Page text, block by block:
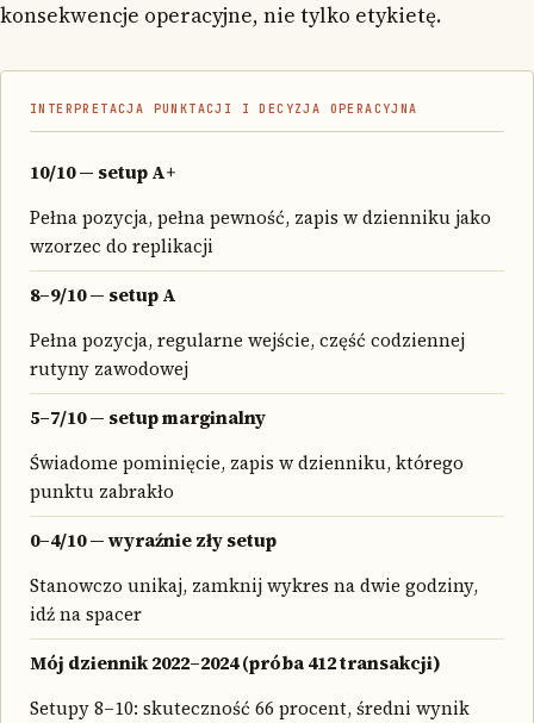
konsekwencje operacyjne, nie tylko etykietę.
INTERPRETACJA PUNKTACJI I DECYZJA OPERACYJNA
10/10 — setup A+
Pełna pozycja, pełna pewność, zapis w dzienniku jako
wzorzec do replikacji
8–9/10 — setup A
Pełna pozycja, regularne wejście, część codziennej
rutyny zawodowej
5–7/10 — setup marginalny
Świadome pominięcie, zapis w dzienniku, którego
punktu zabrakło
0–4/10 — wyraźnie zły setup
Stanowczo unikaj, zamknij wykres na dwie godziny,
idź na spacer
Mój dziennik 2022–2024 (próba 412 transakcji)
Setupy 8–10: skuteczność 66 procent, średni wynik